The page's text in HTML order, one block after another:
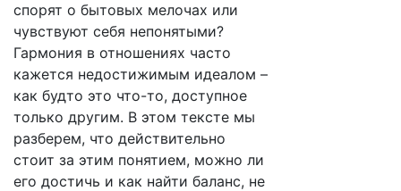
спорят о бытовых мелочах или
чувствуют себя непонятыми?
Гармония в отношениях часто
кажется недостижимым идеалом –
как будто это что-то, доступное
только другим. В этом тексте мы
разберем, что действительно
стоит за этим понятием, можно ли
его достичь и как найти баланс, не